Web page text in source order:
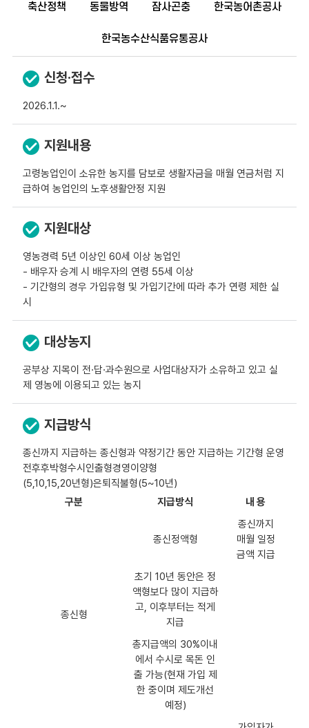
축산정책 동물방역 잠사곤충 한국농어촌공사
한국농수산식품유통공사
신청·접수
2026.1.1.~
지원내용
고령농업인이 소유한 농지를 담보로 생활자금을 매월 연금처럼 지
급하여 농업인의 노후생활안정 지원
지원대상
영농경력 5년 이상인 60세 이상 농업인
- 배우자 승계 시 배우자의 연령 55세 이상
- 기간형의 경우 가입유형 및 가입기간에 따라 추가 연령 제한 실
시
대상농지
공부상 지목이 전·답·과수원으로 사업대상자가 소유하고 있고 실
제 영농에 이용되고 있는 농지
지급방식
종신까지 지급하는 종신형과 약정기간 동안 지급하는 기간형 운영
전후후박형수시인출형경영이양형
(5,10,15,20년형)은퇴직불형(5~10년)
구분
지급방식 내 용
종신형
종신정액형
종신까지
매월 일정
금액 지급
초기 10년 동안은 정
액형보다 많이 지급하
고, 이후부터는 적게
지급
총지급액의 30%이내
에서 수시로 목돈 인
출 가능(현재 가입 제
한 중이며 제도개선
예정)